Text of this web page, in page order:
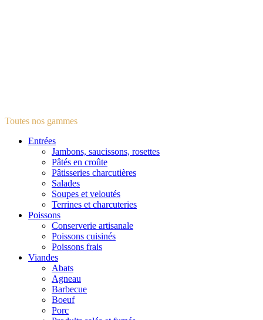
Toutes nos gammes
Entrées
Jambons, saucissons, rosettes
Pâtés en croûte
Pâtisseries charcutières
Salades
Soupes et veloutés
Terrines et charcuteries
Poissons
Conserverie artisanale
Poissons cuisinés
Poissons frais
Viandes
Abats
Agneau
Barbecue
Boeuf
Porc